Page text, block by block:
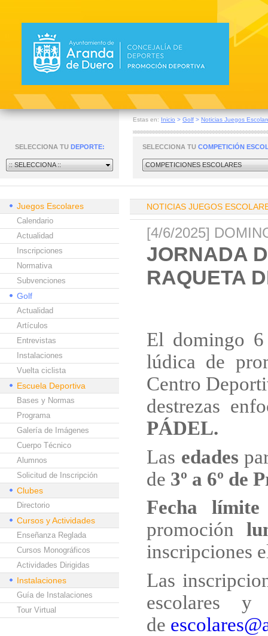
Estas en: Inicio > Golf > Noticias Juegos
SELECCIONA TU DEPORTE:
:: SELECCIONA ::
SELECCIONA TU COMPETICIÓN
COMPETICIONES ESCOLARES
Juegos Escolares
Calendario
Actualidad
Inscripciones
Normativa
Subvenciones
Golf
Actualidad
Artículos
Entrevistas
Instalaciones
Vuelta ciclista
Escuela Deportiva
Bases y Normas
Programa
Galería de Imágenes
Cuerpo Técnico
Alumnos
Solicitud de Inscripción
Clubes
Directorio
Cursos y Actividades
Enseñanza Reglada
Cursos Monográficos
Actividades Dirigidas
Instalaciones
Guía de Instalaciones
Tour Virtual
NOTICIAS JUEGOS
[4/6/2025]
JORNADA
RAQUETA
El domingo
lúdica de
Centro
destrezas
PÁDEL.
Las edades
de 3º a 6º de
Fecha límite
promoción
inscripciones
Las
escolares
de